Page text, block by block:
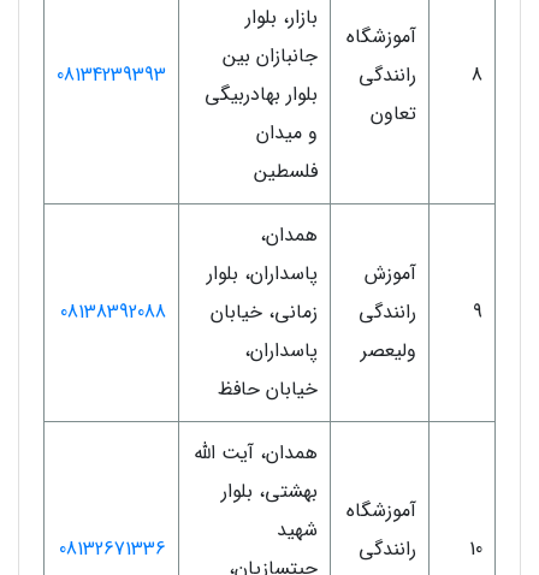
8
آموزشگاه
رانندگی
تعاون
بازار، بلوار
جانبازان بین
بلوار بهادربیگی
و میدان
فلسطین
08134239393
9
آموزش
رانندگی
ولیعصر
همدان،
پاسداران، بلوار
زمانی، خیابان
پاسداران،
خیابان حافظ
08138392088
10
آموزشگاه
رانندگی
همدان، آیت الله
بهشتی، بلوار
شهید
چیتسازیان،
08132671336